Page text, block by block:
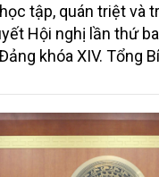
tập, quán triệt và
Hội nghị lần thứ
khóa XIV. Tổng
Nông nghiệp và
văn bài phát biểu
nước.